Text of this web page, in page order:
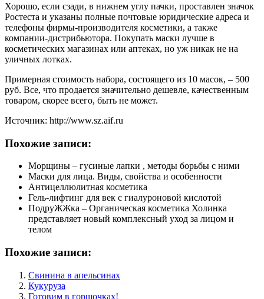
Хорошо, если сзади, в нижнем углу пачки, проставлен значок
Ростеста и указаны полные почтовые юридические адреса и
телефоны фирмы-производителя косметики, а также
компании-дистрибьютора. Покупать маски лучше в
косметических магазинах или аптеках, но уж никак не на
уличных лотках.
Примерная стоимость набора, состоящего из 10 масок, – 500
руб. Все, что продается значительно дешевле, качественным
товаром, скорее всего, быть не может.
Источник: http://www.sz.aif.ru
Похожие записи:
Морщины – гусиные лапки , методы борьбы с ними
Маски для лица. Виды, свойства и особенности
Антицеллюлитная косметика
Гель-лифтинг для век с гиалуроновой кислотой
ПодруЖЖка – Органическая косметика Холинка
представляет новый комплексный уход за лицом и
телом
Похожие записи:
Свинина в апельсинах
Кукуруза
Готовим в горшочках!